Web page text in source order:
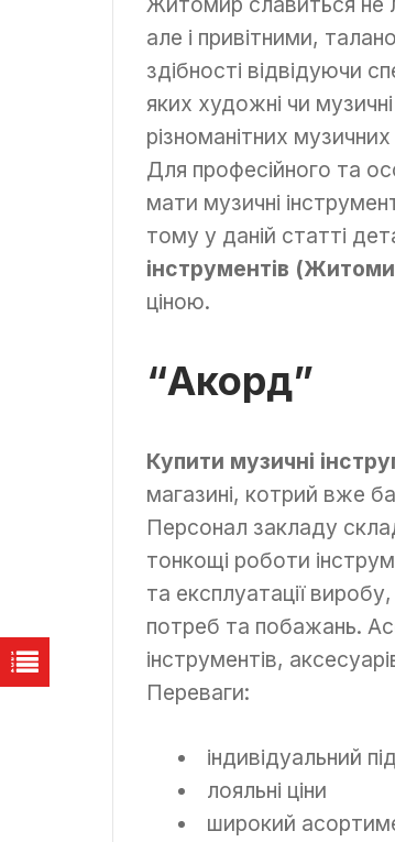
але і привітними,
здібності відвідуючи
яких художні чи
різноманітних
Для професійного та
мати музичні
тому у даній статті
інструментів
ціною.
“Акорд”
Купити музичні
магазині, котрий вже
Персонал закладу
тонкощі роботи
та експлуатації
потреб та побажань.
інструментів,
Переваги:
індивідуальний
лояльні ціни
широкий